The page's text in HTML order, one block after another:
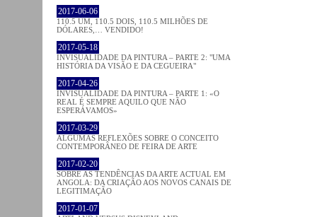
2017-06-06
110.5 UM, 110.5 DOIS, 110.5 MILHÕES DE
DÓLARES,… VENDIDO!
2017-05-18
INVISUALIDADE DA PINTURA – PARTE 2: "UMA
HISTÓRIA DA VISÃO E DA CEGUEIRA"
2017-04-26
INVISUALIDADE DA PINTURA – PARTE 1: «O
REAL É SEMPRE AQUILO QUE NÃO
ESPERÁVAMOS»
2017-03-29
ALGUMAS REFLEXÕES SOBRE O CONCEITO
CONTEMPORÂNEO DE FEIRA DE ARTE
2017-02-20
SOBRE AS TENDÊNCIAS DA ARTE ACTUAL EM
ANGOLA: DA CRIAÇÃO AOS NOVOS CANAIS DE
LEGITIMAÇÃO
2017-01-07